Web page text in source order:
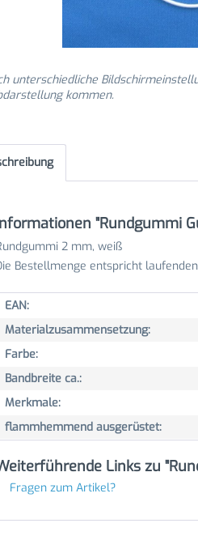
unterschiedliche
kommen.
"Rundgummi
2 mm, weiß
Bestellmenge entspricht
EAN:
Materialzusammensetzung:
Farbe:
Bandbreite ca.:
Merkmale:
flammhemmend ausgerüstet:
Links zu
Fragen zum Artikel?